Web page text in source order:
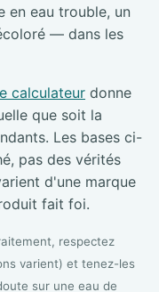
en eau trouble, un
— dans les
calculateur donne
que soit la
Les bases ci-
pas des vérités
d'une marque
fait foi.
respectez
varient) et tenez-les
sur une eau de